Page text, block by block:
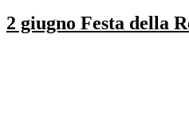
2 giugno Festa della